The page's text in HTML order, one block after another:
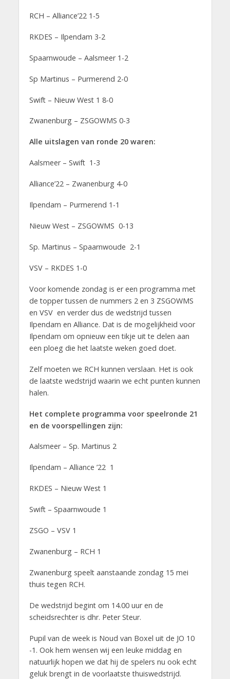
RCH – Alliance’22 1-5
RKDES – Ilpendam 3-2
Spaarnwoude – Aalsmeer 1-2
Sp Martinus – Purmerend 2-0
Swift – Nieuw West 1 8-0
Zwanenburg – ZSGOWMS 0-3
Alle uitslagen van ronde 20 waren:
Aalsmeer – Swift 1-3
Alliance’22 – Zwanenburg 4-0
Ilpendam – Purmerend 1-1
Nieuw West – ZSGOWMS 0-13
Sp. Martinus – Spaarnwoude 2-1
VSV – RKDES 1-0
Voor komende zondag is er een programma met
de topper tussen de nummers 2 en 3 ZSGOWMS
en VSV en verder dus de wedstrijd tussen
Ilpendam en Alliance. Dat is de mogelijkheid voor
Ilpendam om opnieuw een tikje uit te delen aan
een ploeg die het laatste weken goed doet.
Zelf moeten we RCH kunnen verslaan. Het is ook
de laatste wedstrijd waarin we echt punten kunnen
halen.
Het complete programma voor speelronde 21
en de voorspellingen zijn:
Aalsmeer – Sp. Martinus 2
Ilpendam – Alliance ’22 1
RKDES – Nieuw West 1
Swift – Spaarnwoude 1
ZSGO – VSV 1
Zwanenburg – RCH 1
Zwanenburg speelt aanstaande zondag 15 mei
thuis tegen RCH.
De wedstrijd begint om 14.00 uur en de
scheidsrechter is dhr. Peter Steur.
Pupil van de week is Noud van Boxel uit de JO 10
-1. Ook hem wensen wij een leuke middag en
natuurlijk hopen we dat hij de spelers nu ook echt
geluk brengt in de voorlaatste thuiswedstrijd.